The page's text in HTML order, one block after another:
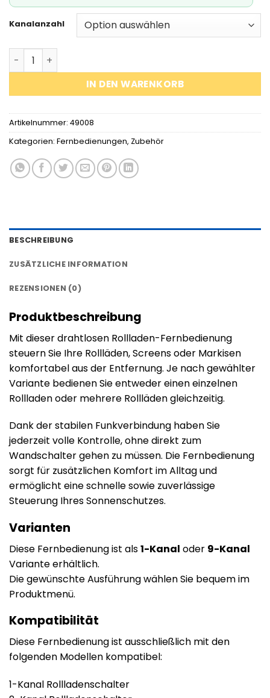
Kanalanzahl
Drahtlose Rollladen-Fernbedienung (1- oder 9-Kanal)
IN DEN WARENKORB
Artikelnummer: 49008
Kategorien: Fernbedienungen, Zubehör
BESCHREIBUNG
ZUSÄTZLICHE INFORMATION
REZENSIONEN (0)
Produktbeschreibung
Mit dieser drahtlosen Rollladen-Fernbedienung
steuern Sie Ihre Rollläden, Screens oder Markisen
komfortabel aus der Entfernung. Je nach gewählter
Variante bedienen Sie entweder einen einzelnen
Rollladen oder mehrere Rollläden gleichzeitig.
Dank der stabilen Funkverbindung haben Sie
jederzeit volle Kontrolle, ohne direkt zum
Wandschalter gehen zu müssen. Die Fernbedienung
sorgt für zusätzlichen Komfort im Alltag und
ermöglicht eine schnelle sowie zuverlässige
Steuerung Ihres Sonnenschutzes.
Varianten
Diese Fernbedienung ist als1-Kanal oder 9-Kanal
Variante erhältlich.
Die gewünschte Ausführung wählen Sie bequem im
Produktmenü.
Kompatibilität
Diese Fernbedienung ist ausschließlich mit den
folgenden Modellen kompatibel:
1-Kanal Rollladenschalter